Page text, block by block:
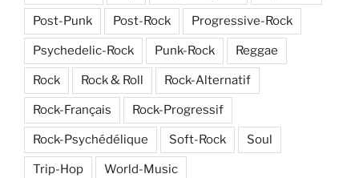
Post-Punk Post-Rock Progressive-Rock
Psychedelic-Rock Punk-Rock Reggae
Rock Rock & Roll Rock-Alternatif
Rock-Français Rock-Progressif
Rock-Psychédélique Soft-Rock Soul
Trip-Hop World-Music